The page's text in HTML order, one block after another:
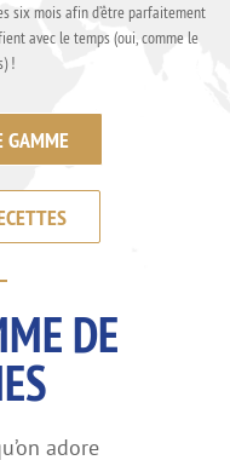
six mois afin d’être parfaitement
avec le temps (oui, comme le
!
GAMME
DE
adore